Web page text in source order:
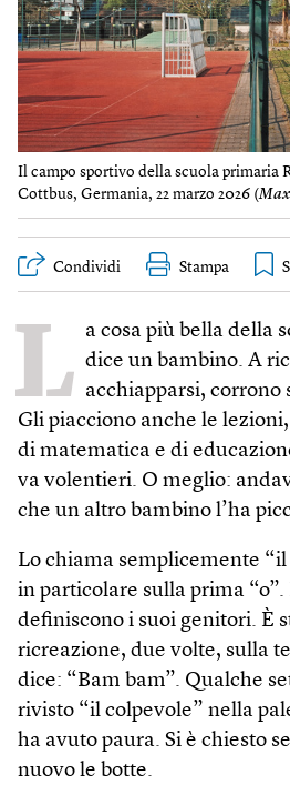
Il campo sportivo della scuola primaria
Cottbus, Germania, 22 marzo 2026 (
Condividi Stampa
L a cosa più bella della
dice un bambino. A
acchiapparsi, corrono
Gli piacciono anche le
di matematica e di
va volentieri. O meglio:
che un altro bambino l’ha
Lo chiama semplicemente
in particolare sulla prima “o”.
definiscono i suoi genitori. È
ricreazione, due volte, sulla
dice: “Bam bam”. Qualche
rivisto “il colpevole” nella
ha avuto paura. Si è chiesto
nuovo le botte.